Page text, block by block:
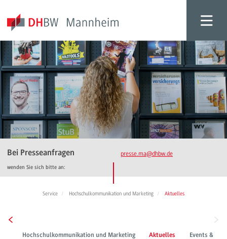
Bei Presseanfragen
wenden Sie sich bitte an:
presse.ma@dhbw.de
Service Hochschulkommunikation und Marketing Aktuelles
Hochschulkommunikation und Marketing Aktuelles Events &